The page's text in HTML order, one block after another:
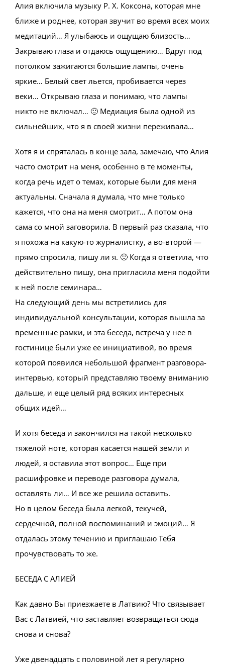
Алия включила музыку Р. Х. Коксона, которая мне
ближе и роднее, которая звучит во время всех моих
медитаций… Я улыбаюсь и ощущаю близость…
Закрываю глаза и отдаюсь ощущению… Вдруг под
потолком зажигаются большие лампы, очень
яркие… Белый свет льется, пробивается через
веки… Открываю глаза и понимаю, что лампы
никто не включал… 🙂 Медиация была одной из
сильнейших, что я в своей жизни переживала…
Хотя я и спряталась в конце зала, замечаю, что Алия
часто смотрит на меня, особенно в те моменты,
когда речь идет о темах, которые были для меня
актуальны. Сначала я думала, что мне только
кажется, что она на меня смотрит… А потом она
сама со мной заговорила. В первый раз сказала, что
я похожа на какую-то журналистку, а во-второй —
прямо спросила, пишу ли я. 🙂 Когда я ответила, что
действительно пишу, она пригласила меня подойти
к ней после семинара…
На следующий день мы встретились для
индивидуальной консультации, которая вышла за
временные рамки, и эта беседа, встреча у нее в
гостинице были уже ее инициативой, во время
которой появился небольшой фрагмент разговора-
интервью, который представляю твоему вниманию
дальше, и еще целый ряд всяких интересных
общих идей…
И хотя беседа и закончился на такой несколько
тяжелой ноте, которая касается нашей земли и
людей, я оставила этот вопрос… Еще при
расшифровке и переводе разговора думала,
оставлять ли… И все же решила оставить.
Но в целом беседа была легкой, текучей,
сердечной, полной воспоминаний и эмоций… Я
отдалась этому течению и приглашаю Тебя
прочувствовать то же.
БЕСЕДА С АЛИЕЙ
Как давно Вы приезжаете в Латвию? Что связывает
Вас с Латвией, что заставляет возвращаться сюда
снова и снова?
Уже двенадцать с половиной лет я регулярно